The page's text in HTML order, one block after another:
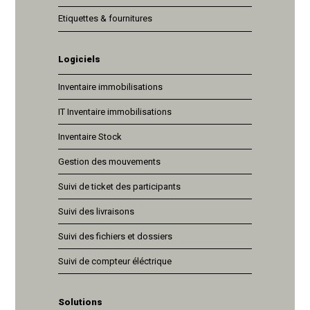
Etiquettes & fournitures
Logiciels
Inventaire immobilisations
IT Inventaire immobilisations
Inventaire Stock
Gestion des mouvements
Suivi de ticket des participants
Suivi des livraisons
Suivi des fichiers et dossiers
Suivi de compteur éléctrique
Solutions